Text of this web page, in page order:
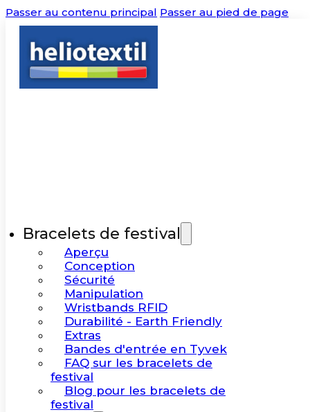
Passer au contenu principal Passer au pied de page
Bracelets de festival
Aperçu
Conception
Sécurité
Manipulation
Wristbands RFID
Durabilité - Earth Friendly
Extras
Bandes d'entrée en Tyvek
FAQ sur les bracelets de
festival
Blog pour les bracelets de
festival